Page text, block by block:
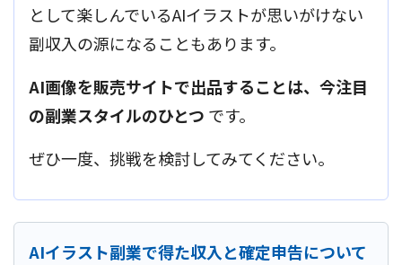
として楽しんでいるAIイラストが思いがけない
副収入の源になることもあります。
AI画像を販売サイトで出品することは、今注目
の副業スタイルのひとつ です。
ぜひ一度、挑戦を検討してみてください。
AIイラスト副業で得た収入と確定申告について